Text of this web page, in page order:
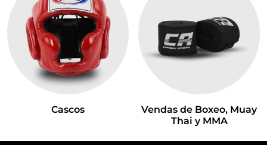
Cascos
Vendas de Boxeo, Muay
Thai y MMA